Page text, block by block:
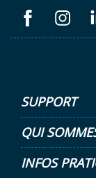
SUPPORT
INFOS
QUI